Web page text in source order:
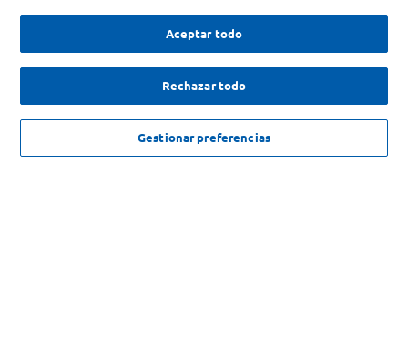
EXCLUSIVO ONLINE 35% OFF
$ 4290,00
Dejanos tu mail para recibir todas las ofertas y promociones antes
Aceptar todo
Rechazar todo
Gestionar preferencias